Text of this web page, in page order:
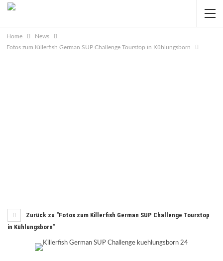
Home
News
Fotos zum Killerfish German SUP Challenge Tourstop in Kühlungsborn
Zurück zu "Fotos zum Killerfish German SUP Challenge Tourstop
in Kühlungsborn"